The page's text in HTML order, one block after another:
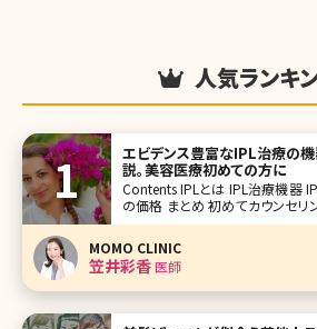
人気ランキ
エビデンス豊富なIPL治療の機
説。美容医療初めての方に
Contents IPLとは IPL治療機器 IPLの効果 IPLの副作用 IPL
の価格 まとめ 初めてカウンセリングに来院される患者さん
にお肌で気になっているところは
MOMO CLINIC
笠井彩香医師